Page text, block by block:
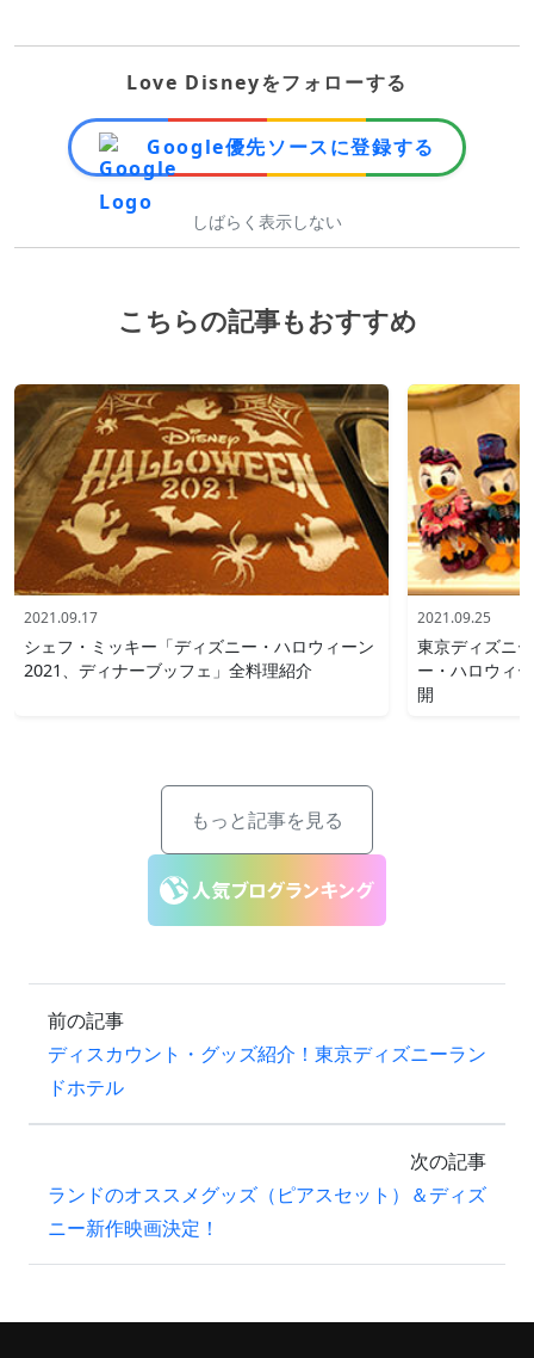
Love Disneyをフォローする
Google優先ソースに登録する
しばらく表示しない
こちらの記事もおすすめ
2021.09.17
シェフ・ミッキー「ディズニー・ハロウィーン
2021、ディナーブッフェ」全料理紹介
2021.09.25
東京ディズニ
ー・ハロウィ
開
もっと記事を見る
前の記事
ディスカウント・グッズ紹介！東京ディズニーラン
ドホテル
次の記事
ランドのオススメグッズ（ピアスセット）＆ディズ
ニー新作映画決定！